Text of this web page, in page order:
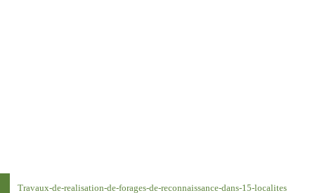
Travaux-de-realisation-de-forages-de-reconnaissance-dans-15-localites